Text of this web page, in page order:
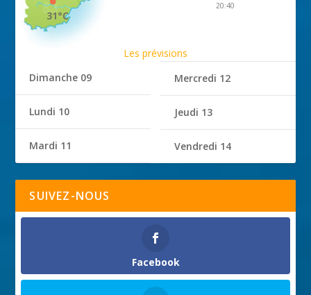
31°C
20:40
Les prévisions
Dimanche 09
Lundi 10
Mardi 11
Mercredi 12
Jeudi 13
Vendredi 14
SUIVEZ-NOUS
Facebook